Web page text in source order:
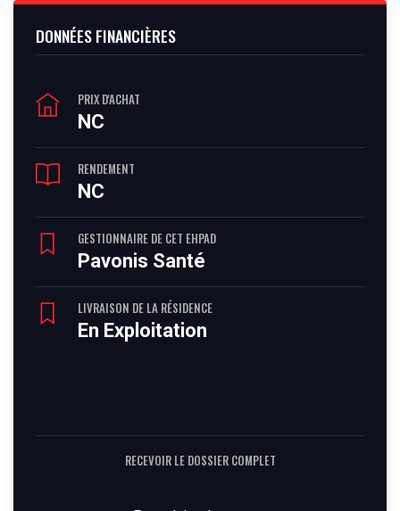
DONNÉES FINANCIÈRES
PRIX D'ACHAT
NC
RENDEMENT
NC
GESTIONNAIRE DE CET EHPAD
Pavonis Santé
LIVRAISON DE LA RÉSIDENCE
En Exploitation
RECEVOIR LE DOSSIER COMPLET